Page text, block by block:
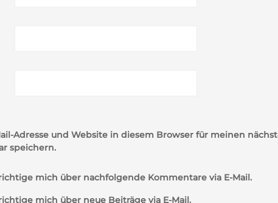
Adresse und Website in diesem Browser für meinen
speichern.
mich über nachfolgende Kommentare via E-Mail.
mich über neue Beiträge via E-Mail.